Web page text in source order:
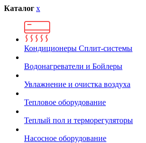
Каталог x
Кондиционеры Сплит-системы
Водонагреватели и Бойлеры
Увлажнение и очистка воздуха
Тепловое оборудование
Теплый пол и терморегуляторы
Насосное оборудование